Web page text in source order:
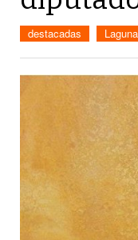
destacadas Laguna